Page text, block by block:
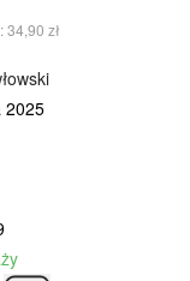
zł
2025